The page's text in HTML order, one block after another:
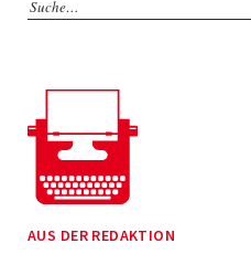
AUS DER REDAKTION